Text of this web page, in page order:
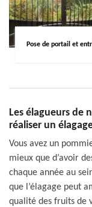
Pose de portail et
Les élagueurs de
réaliser un
Vous avez un
mieux que d’avoir
chaque année au
que l’élagage peut
qualité des fruits de